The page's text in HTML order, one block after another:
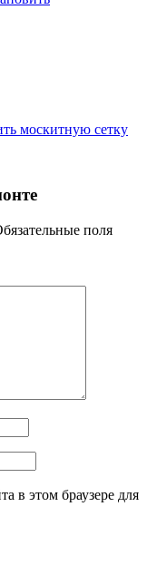
москитную сетку
поля
в этом браузере для